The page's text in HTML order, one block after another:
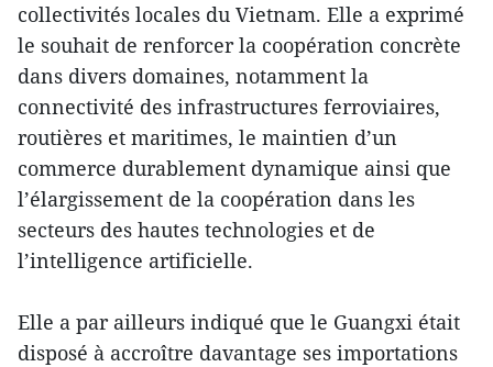
collectivités locales du Vietnam. Elle a exprimé
le souhait de renforcer la coopération concrète
dans divers domaines, notamment la
connectivité des infrastructures ferroviaires,
routières et maritimes, le maintien d’un
commerce durablement dynamique ainsi que
l’élargissement de la coopération dans les
secteurs des hautes technologies et de
l’intelligence artificielle.
Elle a par ailleurs indiqué que le Guangxi était
disposé à accroître davantage ses importations